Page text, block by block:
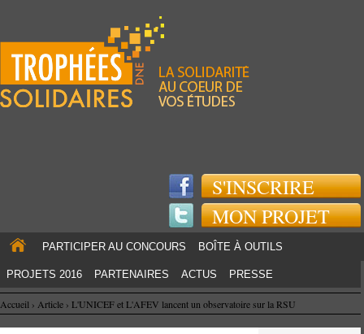
S'INSCRIRE
MON PROJET
PARTICIPER AU CONCOURS BOÎTE À OUTILS
PROJETS 2016 PARTENAIRES ACTUS PRESSE
Accueil › Article › L'UNICEF et L'AFEV lancent un observatoire sur la RSU